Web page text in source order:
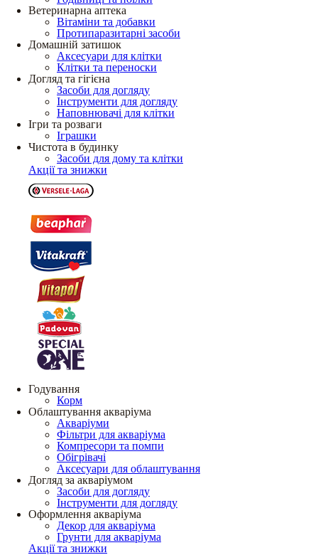
Ветеринарна аптека
Вітаміни та добавки
Протипаразитарні засоби
Домашній затишок
Аксесуари для клітки
Клітки та переноски
Догляд та гігієна
Засоби для догляду
Інструменти для догляду
Наповнювачі для клітки
Ігри та розваги
Іграшки
Чистота в будинку
Засоби для дому та клітки
Акції та знижки
Годування
Корм
Облаштування акваріума
Акваріуми
Фільтри для акваріума
Компресори та помпи
Обігрівачі
Аксесуари для облаштування
Догляд за акваріумом
Засоби для догляду
Інструменти для догляду
Оформлення акваріума
Декор для акваріума
Грунти для акваріума
Акції та знижки